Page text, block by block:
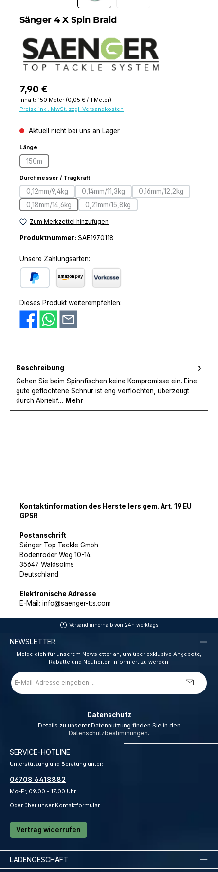
Sänger 4 X Spin Braid
Regulärer Preis:
7,90 €
Inhalt: 150 Meter (0,05 € / 1 Meter)
Preise inkl. MwSt. zzgl. Versandkosten
Aktuell nicht bei uns an Lager
Länge
150m(Diese Option ist zurzeit nicht verfügbar.)
Durchmesser / Tragkraftauswählen
0,12mm/9,4kg(Diese Option ist zurzeit nicht verfügbar.)
0,14mm/11,3kg(Diese Option ist zurzeit nicht
0,16mm/12,2kg(Diese Option ist
0,18mm/14,6kg(Diese Option ist zurzeit nicht verfügbar.)
0,21mm/15,8kg(Diese Option ist zurzeit nicht
Zum Merkzettel hinzufügen
Produktnummer: SAE1970118
Unsere Zahlungsarten:
Dieses Produkt weiterempfehlen:
Beschreibung
Gehen Sie beim Spinnfischen keine Kompromisse ein. Eine
gute geflochtene Schnur ist eng verflochten, überzeugt
durch Abriebf… Mehr
Kontaktinformation des Herstellers gem. Art. 19 EU
GPSR
Postanschrift
Sänger Top Tackle Gmbh
Bodenroder Weg 10-14
35647 Waldsolms
Deutschland
Elektronische Adresse
E-Mail: info@saenger-tts.com
Versand innerhalb von 24h werktags
NEWSLETTER
Melde dich für unserem Newsletter an, um über exklusive Angebote,
Rabatte und Neuheiten informiert zu werden.
E-
Mail-
Adresse
Datenschutz
Datenschutzbestimmungen.
SERVICE-HOTLINE
Unterstützung und Beratung unter:
06708 6418882
Mo-Fr, 09:00 - 17:00 Uhr
Oder über unser Kontaktformular.
Vertrag widerrufen
LADENGESCHÄFT